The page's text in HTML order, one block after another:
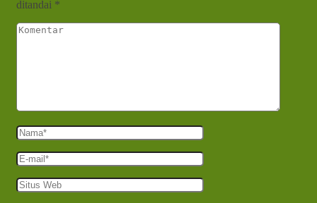
ditandai *
Komentar
Nama*
E-
mail*
Situs
Web